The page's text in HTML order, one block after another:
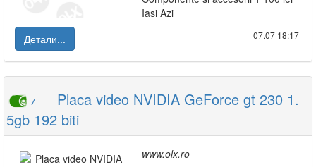
Iasi Azi
Детали...
07.07|18:17
7
Placa video NVIDIA GeForce gt 230 1.
5gb 192 biti
www.olx.ro